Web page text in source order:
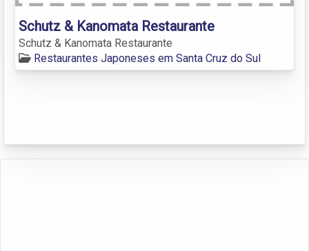
Schutz & Kanomata Restaurante
Schutz & Kanomata Restaurante
Restaurantes Japoneses em Santa Cruz do Sul